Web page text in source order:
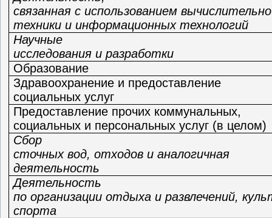
связанная с использованием
техники и информационных технологий
Научные
исследования и разработки
Образование
Здравоохранение и предоставление
социальных услуг
Предоставление прочих коммунальных,
социальных и персональных услуг (в целом)
Сбор
сточных вод, отходов и аналогичная
деятельность
Деятельность
по организации отдыха и развлечений,
спорта